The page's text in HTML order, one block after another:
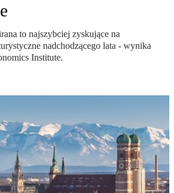
to najszybciej zyskujące na
nadchodzącego lata - wynika
Institute.